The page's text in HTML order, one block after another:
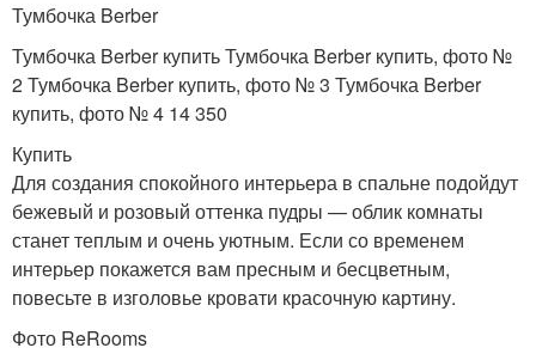
Тумбочка Berber
Тумбочка Berber купить Тумбочка Berber купить, фото №
2 Тумбочка Berber купить, фото № 3 Тумбочка Berber
купить, фото № 4 14 350
Купить
Для создания спокойного интерьера в спальне подойдут
бежевый и розовый оттенка пудры — облик комнаты
станет теплым и очень уютным. Если со временем
интерьер покажется вам пресным и бесцветным,
повесьте в изголовье кровати красочную картину.
Фото ReRooms